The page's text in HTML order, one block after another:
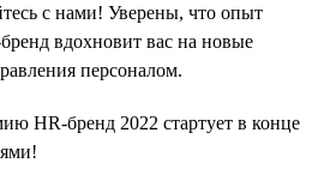
с нами! Уверены, что опыт
вдохновит вас на новые
персоналом.
HR-бренд 2022 стартует в конце